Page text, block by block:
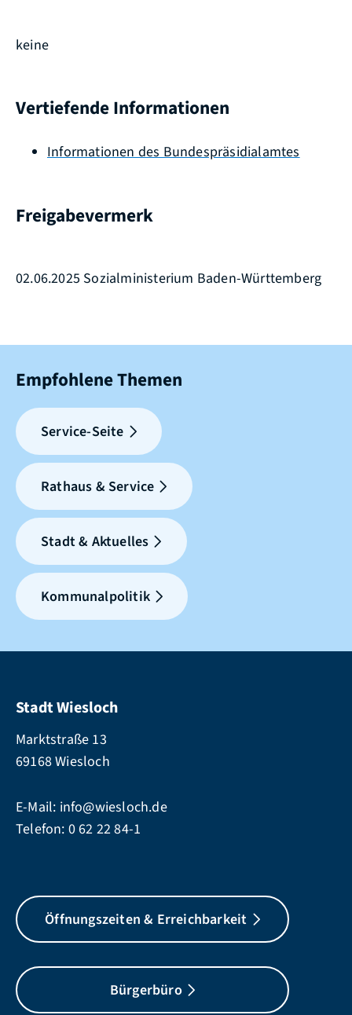
keine
Vertiefende Informationen
Informationen des Bundespräsidialamtes
Freigabevermerk
02.06.2025 Sozialministerium Baden-Württemberg
Empfohlene Themen
Service-Seite
Rathaus & Service
Stadt & Aktuelles
Kommunalpolitik
Stadt Wiesloch
Marktstraße 13
69168 Wiesloch
E-Mail: info@wiesloch.de
Telefon: 0 62 22 84-1
Öffnungszeiten & Erreichbarkeit
Bürgerbüro